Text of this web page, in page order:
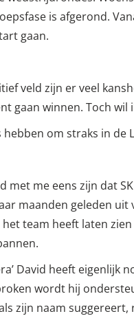
is afgerond.
gaan.
veld zijn er veel
gaan winnen. Toch
om straks in de
met me eens zijn dat
maanden geleden
team heeft laten
David heeft
wordt hij
zijn naam suggereert,